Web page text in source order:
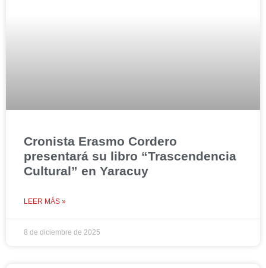
Cronista Erasmo Cordero
presentará su libro “Trascendencia
Cultural” en Yaracuy
LEER MÁS »
8 de diciembre de 2025